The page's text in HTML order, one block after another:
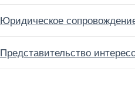
Юридическое
Представительство